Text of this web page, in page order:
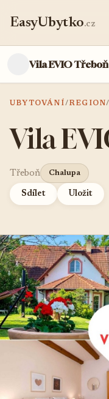
EasyUbytko.cz
Vila EVIO Třeboň
UBYTOVÁNÍ/REGION/
Vila
Třeboň Chalupa
Sdílet Uložit